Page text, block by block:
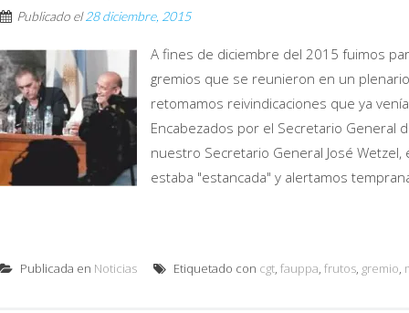
Publicado el28 diciembre, 2015
A fines de diciembre del 2015 fuimos
gremios que se reunieron en un
retomamos reivindicaciones que ya
Encabezados por el Secretario General
nuestro Secretario General José
estaba "estancada" y alertamos
Publicada en Noticias Etiquetado con cgt, fauppa, frutos, gremio,